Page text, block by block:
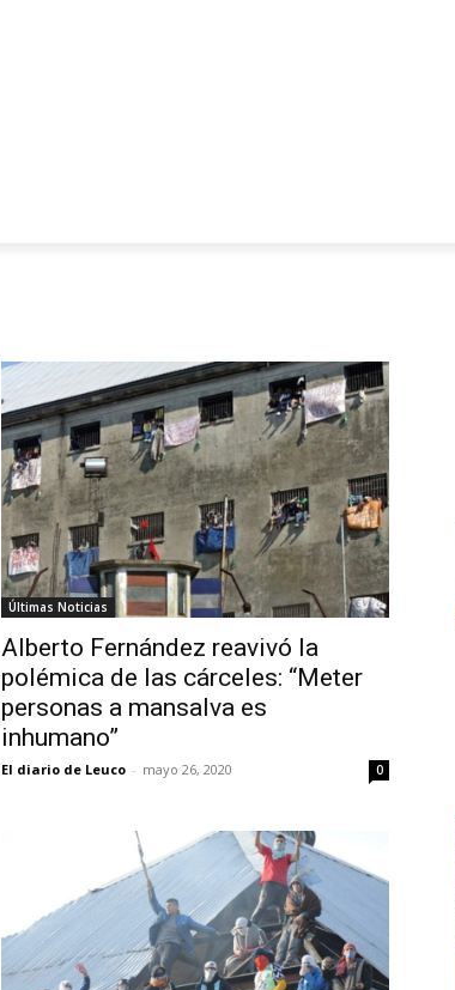
Últimas Noticias
Alberto Fernández reavivó la
polémica de las cárceles: “Meter
personas a mansalva es
inhumano”
El diario de Leuco - mayo 26, 2020 0